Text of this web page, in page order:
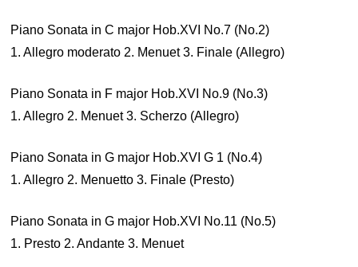
Piano Sonata in C major Hob.XVI No.7 (No.2)
1. Allegro moderato 2. Menuet 3. Finale (Allegro)
Piano Sonata in F major Hob.XVI No.9 (No.3)
1. Allegro 2. Menuet 3. Scherzo (Allegro)
Piano Sonata in G major Hob.XVI G 1 (No.4)
1. Allegro 2. Menuetto 3. Finale (Presto)
Piano Sonata in G major Hob.XVI No.11 (No.5)
1. Presto 2. Andante 3. Menuet